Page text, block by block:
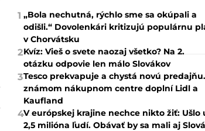
1 „Bola nechutná, rýchlo sme sa okúpali a
odišli.“ Dovolenkári kritizujú populárnu
v Chorvátsku
2Kvíz: Vieš o svete naozaj všetko? Na 2.
otázku odpovie len málo Slovákov
3Tesco prekvapuje a chystá novú
známom nákupnom centre doplní Lidl a
Kaufland
4V európskej krajine nechce nikto žiť: Ušlo
2,5 milióna ľudí. Obávať by sa mali aj